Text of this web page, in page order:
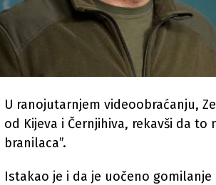
U ranojutarnjem videoobraćanju,
od Kijeva i Černjihiva, rekavši da to
branilaca”.
Istakao je i da je uočeno